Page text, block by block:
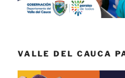
VALLE DEL CAUCA